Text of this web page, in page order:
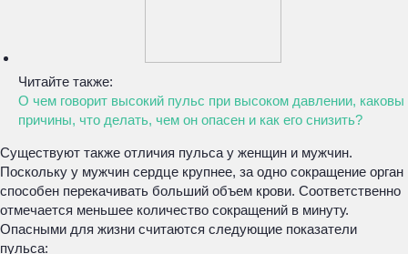
Читайте также:
О чем говорит высокий пульс при высоком давлении, каковы
причины, что делать, чем он опасен и как его снизить?
Существуют также отличия пульса у женщин и мужчин.
Поскольку у мужчин сердце крупнее, за одно сокращение орган
способен перекачивать больший объем крови. Соответственно
отмечается меньшее количество сокращений в минуту.
Опасными для жизни считаются следующие показатели
пульса: